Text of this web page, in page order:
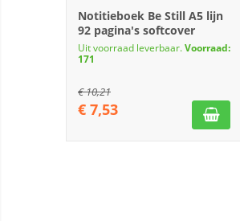
Notitieboek Be Still A5 lijn
92 pagina's softcover
Uit voorraad leverbaar.Voorraad:
171
€10,21
€ 7,53